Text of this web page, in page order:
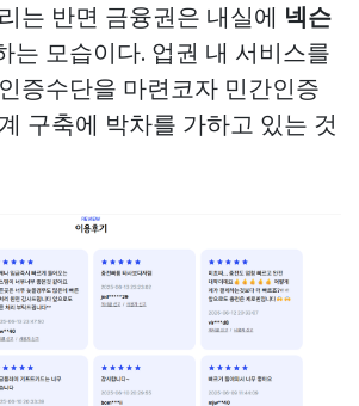
는 반면 금융권은 내실에 넥슨
는 모습이다. 업권 내 서비스를
증수단을 마련코자 민간인증
구축에 박차를 가하고 있는 것